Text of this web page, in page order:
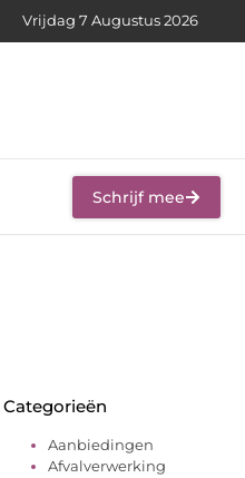
Vrijdag 7 Augustus 2026
Schrijf mee
Categorieën
Aanbiedingen
Afvalverwerking